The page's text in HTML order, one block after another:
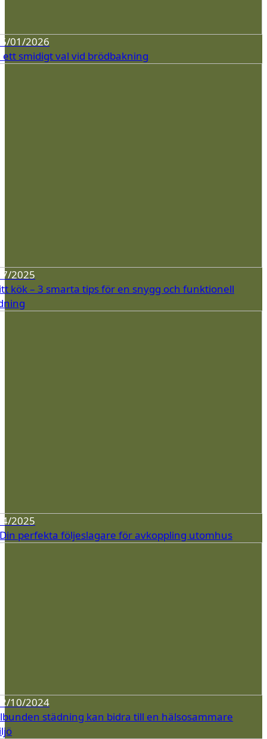
01/2026
ett smidigt val vid brödbakning
2025
kök – 3 smarta tips för en snygg och funktionell
2025
perfekta följeslagare för avkoppling utomhus
10/2024
städning kan bidra till en hälsosammare